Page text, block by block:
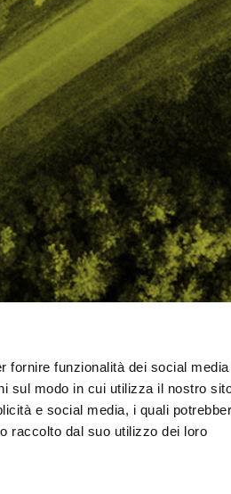
fornire funzionalità dei social media
sul modo in cui utilizza il nostro
e social media, i quali
raccolto dal suo utilizzo dei loro
BIKE LAB
BIKE HOTEL
BIKE ECONOMY
Chilometro 162
bici.PRO